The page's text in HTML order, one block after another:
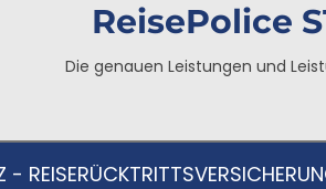
ReisePolice
Die genauen Leistungen und